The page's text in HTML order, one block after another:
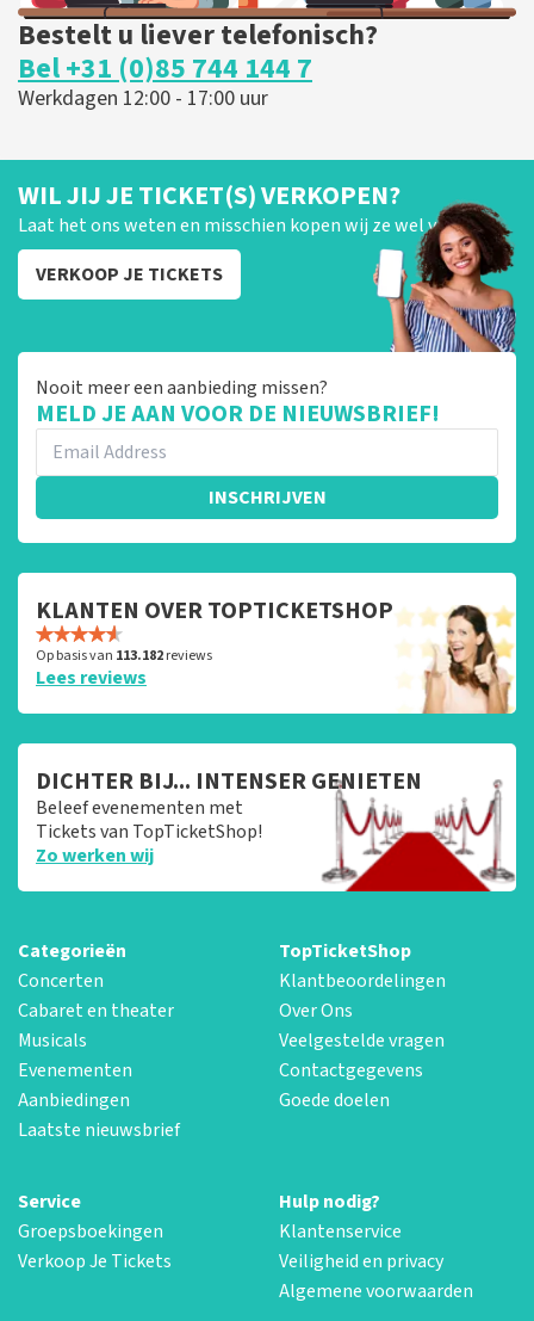
Bestelt u liever telefonisch?
Bel +31 (0)85 744 144 7
Werkdagen 12:00 - 17:00 uur
WIL JIJ JE TICKET(S) VERKOPEN?
Laat het ons weten en misschien kopen wij ze wel van je!
VERKOOP JE TICKETS
Nooit meer een aanbieding missen?
MELD JE AAN VOOR DE NIEUWSBRIEF!
INSCHRIJVEN
KLANTEN OVER TOPTICKETSHOP
Op basis van 113.182reviews
Lees reviews
DICHTER BIJ... INTENSER GENIETEN
Beleef evenementen met
Tickets van TopTicketShop!
Zo werken wij
Categorieën
Concerten
Cabaret en theater
Musicals
Evenementen
Aanbiedingen
Laatste nieuwsbrief
TopTicketShop
Klantbeoordelingen
Over Ons
Veelgestelde vragen
Contactgegevens
Goede doelen
Service
Groepsboekingen
Verkoop Je Tickets
Hulp nodig?
Klantenservice
Veiligheid en privacy
Algemene voorwaarden